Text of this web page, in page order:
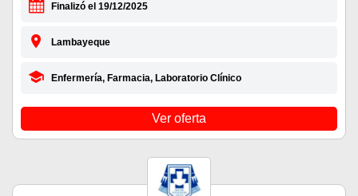
Finalizó el 19/12/2025
Lambayeque
Enfermería, Farmacia, Laboratorio Clínico
Ver oferta